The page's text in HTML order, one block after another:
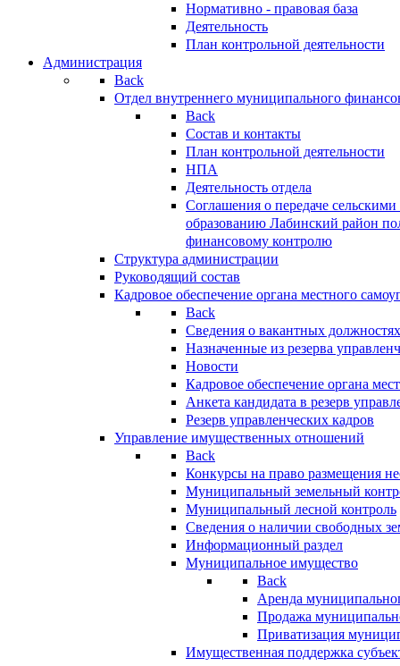
Нормативно - правовая база
Деятельность
План контрольной деятельности
Администрация
Back
Отдел внутреннего муниципального
Back
Состав и контакты
План контрольной деятельности
НПА
Деятельность отдела
Соглашения о передаче
образованию Лабинский район
финансовому контролю
Структура администрации
Руководящий состав
Кадровое обеспечение органа местного
Back
Сведения о вакантных
Назначенные из резерва
Новости
Кадровое обеспечение органа
Анкета кандидата в резерв
Резерв управленческих кадров
Управление имущественных отношений
Back
Конкурсы на право размещения
Муниципальный земельный
Муниципальный лесной контроль
Сведения о наличии свободных
Информационный раздел
Муниципальное имущество
Back
Аренда
Продажа
Приватизация
Имущественная поддержка